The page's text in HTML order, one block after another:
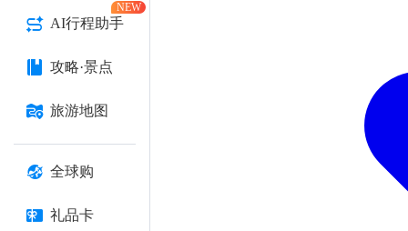
AI行程助手
NEW
攻略·景点
旅游地图
全球购
礼品卡